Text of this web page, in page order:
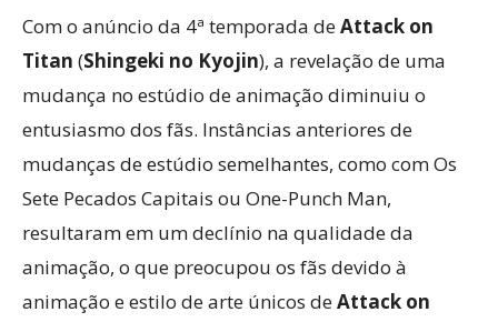
Com o anúncio da 4ª temporada deAttack on
Titan (Shingeki no Kyojin), a revelação de uma
mudança no estúdio de animação diminuiu o
entusiasmo dos fãs. Instâncias anteriores de
mudanças de estúdio semelhantes, como com Os
Sete Pecados Capitais ou One-Punch Man,
resultaram em um declínio na qualidade da
animação, o que preocupou os fãs devido à
animação e estilo de arte únicos deAttack on